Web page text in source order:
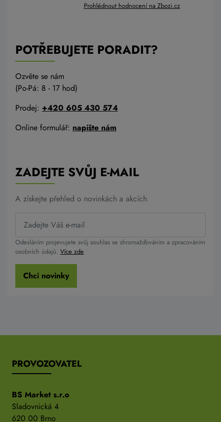
Prohlédnout hodnocení na Zbozi.cz
POTŘEBUJETE PORADIT?
Ozvěte se nám
(Po-Pá: 8 - 17 hod)
Prodej: +420 605 430 574
Online formulář: napište nám
ZADEJTE SVŮJ E-MAIL
A získejte přehled o novinkách a akcích
Odesláním projevujete svůj souhlas se shromažďováním a zpracováním
osobních údajů. Více zde
Chci novinky
PROVOZOVATEL
BS Market s.r.o
Sladovnická 4
620 00 Brno